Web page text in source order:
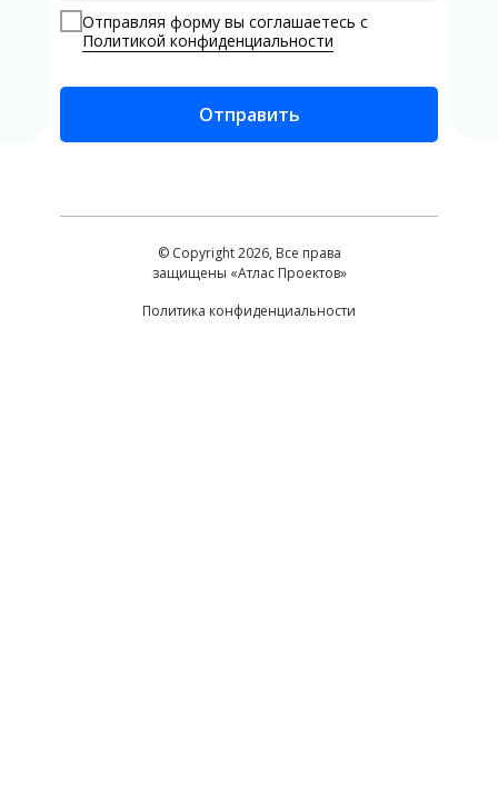
Отправляя форму вы соглашаетесь с
Политикой конфиденциальности
Отправить
Политика конфиденциальности
© Copyright 2026, Все права
защищены «Атлас Проектов»